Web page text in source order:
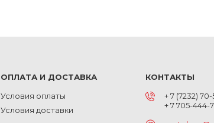
ОПЛАТА И ДОСТАВКА
Условия оплаты
Условия доставки
КОНТАКТЫ
+ 7 (7232) 70-
+ 7 705-444-